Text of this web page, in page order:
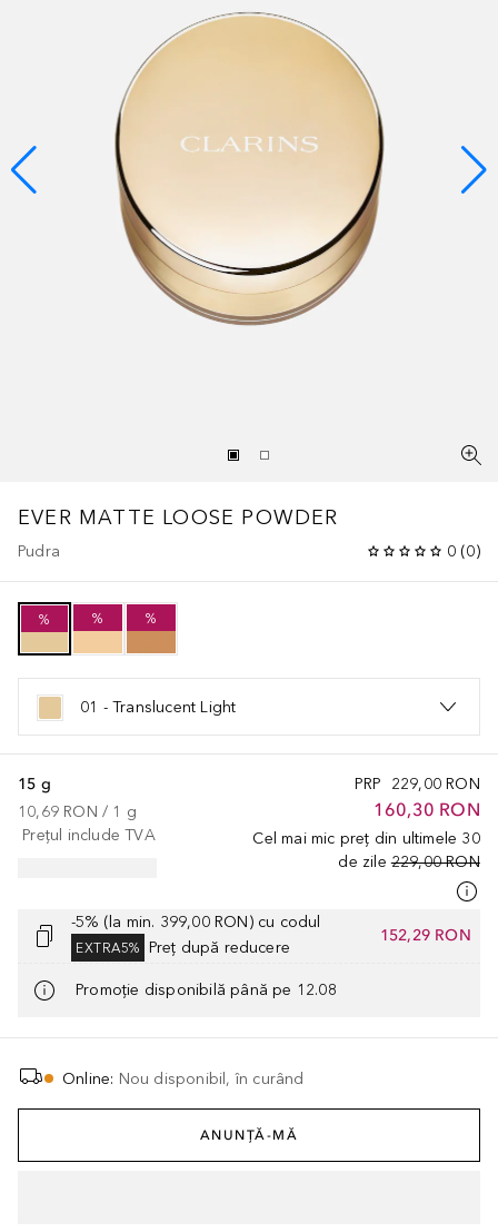
EVER MATTE LOOSE POWDER
Pudra 0 (0)
% % %
01 - Translucent Light
PRP 229,00 RON
160,30 RON
Cel mai mic preț din ultimele 30
de zile 229,00 RON
15 g
10,69 RON / 1 g
Prețul include TVA
-5% (la min. 399,00 RON) cu codul
EXTRA5% Preț după reducere
152,29 RON
Promoție disponibilă până pe 12.08
Online: Nou disponibil, în curând
ANUNȚĂ-MĂ